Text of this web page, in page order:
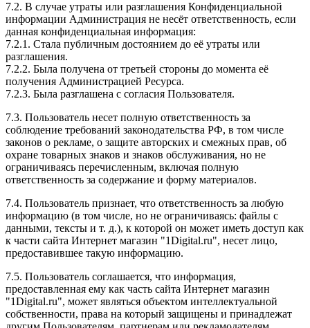
7.2. В случае утраты или разглашения Конфиденциальной
информации Администрация не несёт ответственность, если
данная конфиденциальная информация:
7.2.1. Стала публичным достоянием до её утраты или
разглашения.
7.2.2. Была получена от третьей стороны до момента её
получения Администрацией Ресурса.
7.2.3. Была разглашена с согласия Пользователя.
7.3. Пользователь несет полную ответственность за
соблюдение требований законодательства РФ, в том числе
законов о рекламе, о защите авторских и смежных прав, об
охране товарных знаков и знаков обслуживания, но не
ограничиваясь перечисленным, включая полную
ответственность за содержание и форму материалов.
7.4. Пользователь признает, что ответственность за любую
информацию (в том числе, но не ограничиваясь: файлы с
данными, тексты и т. д.), к которой он может иметь доступ как
к части сайта Интернет магазин "1Digital.ru", несет лицо,
предоставившее такую информацию.
7.5. Пользователь соглашается, что информация,
предоставленная ему как часть сайта Интернет магазин
"1Digital.ru", может являться объектом интеллектуальной
собственности, права на который защищены и принадлежат